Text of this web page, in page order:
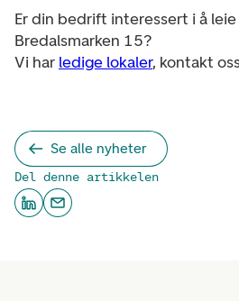
Er din bedrift interessert i å leie
Bredalsmarken 15?
Vi har ledige lokaler, kontakt
Se alle nyheter
Del denne artikkelen